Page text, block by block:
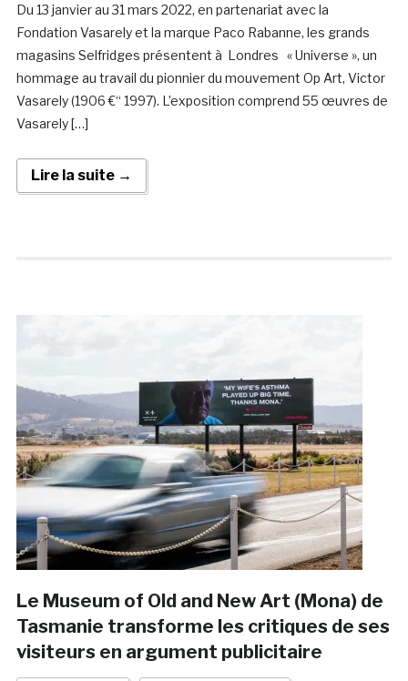
Du 13 janvier au 31 mars 2022, en partenariat avec la
Fondation Vasarely et la marque Paco Rabanne, les grands
magasins Selfridges présentent à Londres « Universe », un
hommage au travail du pionnier du mouvement Op Art, Victor
Vasarely (1906 €“ 1997). L’exposition comprend 55 œuvres de
Vasarely […]
Lire la suite →
Le Museum of Old and New Art (Mona) de
Tasmanie transforme les critiques de ses
visiteurs en argument publicitaire